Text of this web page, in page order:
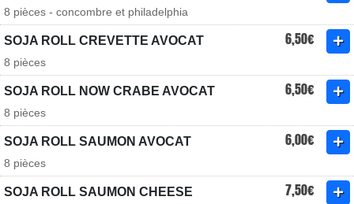
8 pièces - concombre et philadelphia
SOJA ROLL CREVETTE AVOCAT 6,50€
8 pièces
SOJA ROLL NOW CRABE AVOCAT 6,50€
8 pièces
SOJA ROLL SAUMON AVOCAT 6,00€
8 pièces
SOJA ROLL SAUMON CHEESE 7,50€